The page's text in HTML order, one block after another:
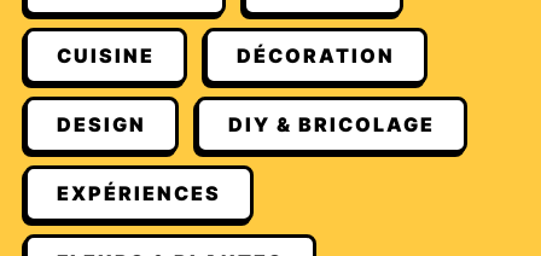
CUISINE DÉCORATION
DESIGN DIY & BRICOLAGE
EXPÉRIENCES